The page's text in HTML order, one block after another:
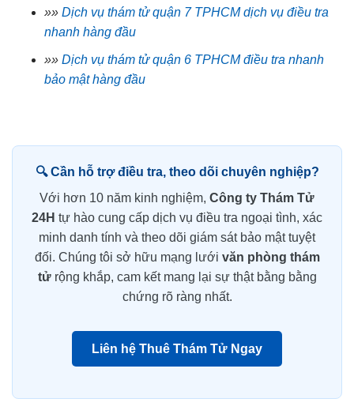
»» Dịch vụ thám tử quận 7 TPHCM dịch vụ điều tra
nhanh hàng đầu
»» Dịch vụ thám tử quận 6 TPHCM điều tra nhanh
bảo mật hàng đầu
🔍 Cần hỗ trợ điều tra, theo dõi chuyên nghiệp?
Với hơn 10 năm kinh nghiệm, Công ty Thám Tử
24H tự hào cung cấp dịch vụ điều tra ngoại tình, xác
minh danh tính và theo dõi giám sát bảo mật tuyệt
đối. Chúng tôi sở hữu mạng lưới văn phòng thám
tửrộng khắp, cam kết mang lại sự thật bằng bằng
chứng rõ ràng nhất.
Liên hệ Thuê Thám Tử Ngay